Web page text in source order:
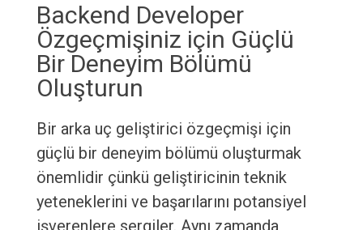
Backend Developer
Özgeçmişiniz için Güçlü
Bir Deneyim Bölümü
Oluşturun
Bir arka uç geliştirici özgeçmişi için
güçlü bir deneyim bölümü oluşturmak
önemlidir çünkü geliştiricinin teknik
yeteneklerini ve başarılarını potansiyel
işverenlere sergiler. Aynı zamanda